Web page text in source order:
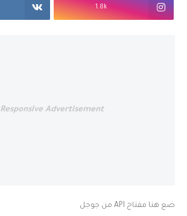
1.8k
Responsive Advertisement
ضع هنا مفتاح API من جوجل